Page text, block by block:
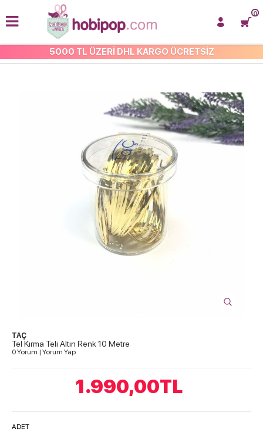
5000 TL ÜZERİ DHL KARGO ÜCRETSİZ
0
TEL KIRMA TELLERİ
TAÇ
Tel Kırma Teli Altın Renk 10 Metre
0 Yorum | Yorum Yap
1.990,00TL
ADET